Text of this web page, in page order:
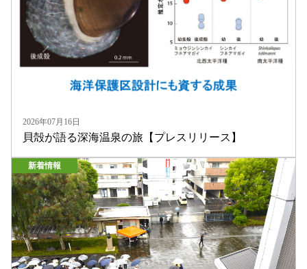
2026年07月16日
貝殻が語る深海温泉の旅【プレスリリース】
新着情報